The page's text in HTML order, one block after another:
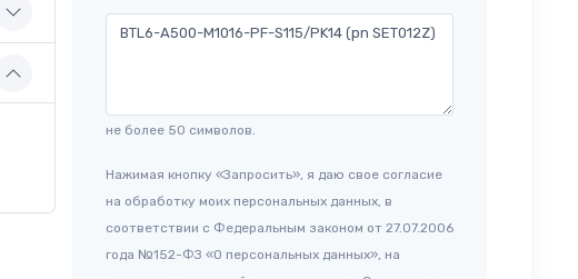
не более 50 символов.
Нажимая кнопку «Запросить», я даю свое согласие
на обработку моих персональных данных, в
соответствии с Федеральным законом от 27.07.2006
года №152-ФЗ «О персональных данных», на